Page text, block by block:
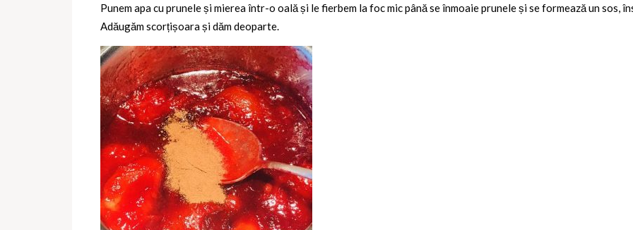
Punem apa cu prunele și mierea într-o oală și le fierbem la foc mic până se înmoaie prunele și se formează un sos,
Adăugăm scorțișoara și dăm deoparte.